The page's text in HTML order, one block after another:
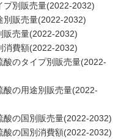
プ別販売量(2022-2032)
別販売量(2022-2032)
販売量(2022-2032)
消費額(2022-2032)
酸のタイプ別販売量(2022-
酸の用途別販売量(2022-
酸の国別販売量(2022-2032)
酸の国別消費額(2022-2032)